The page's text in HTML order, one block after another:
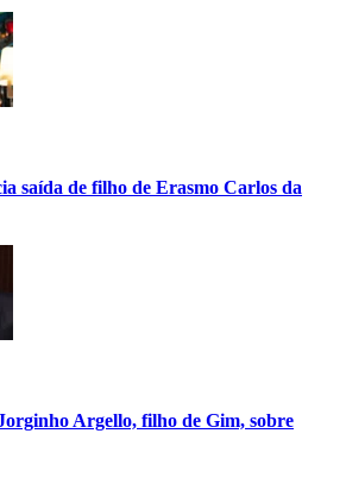
saída de filho de Erasmo Carlos da
Argello, filho de Gim, sobre